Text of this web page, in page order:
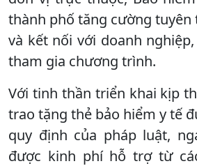
thành phố tăng cường tuyên
và kết nối với doanh
tham gia chương trình.
Với tinh thần triển khai kịp
trao tặng thẻ bảo hiểm y tế
quy định của pháp luật,
được kinh phí hỗ trợ từ